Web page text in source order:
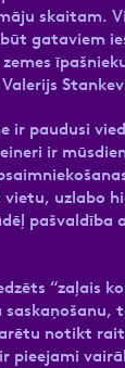
skaitam.
gataviem
ir paudusi
ir
uzlabo
pašvaldība
“zaļais
notikt
pieejami